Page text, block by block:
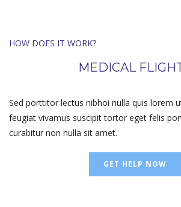
HOW DOES IT WORK?
MEDICAL
Sed porttitor lectus nibhoi nulla quis lorem
feugiat vivamus suscipit tortor eget felis
curabitur non nulla sit amet.
GET HELP NOW